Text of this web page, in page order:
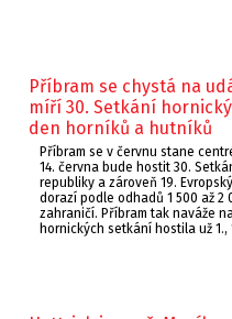
Příbram se chystá na
míří 30. Setkání
den horníků a hutníků
Příbram se v červnu stane
14. června bude hostit 30.
republiky a zároveň 19.
dorazí podle odhadů 1 500 až
zahraničí. Příbram tak naváže
hornických setkání hostila už